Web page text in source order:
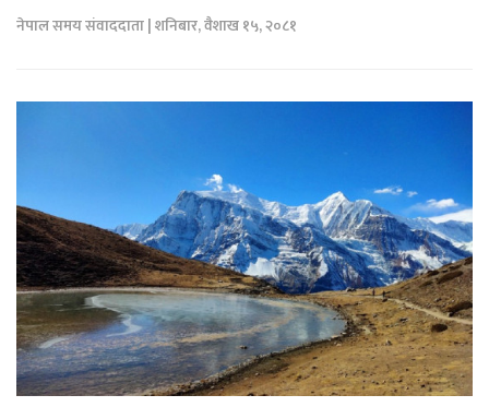
नेपाल समय संवाददाता | शनिबार, वैशाख १५, २०८१